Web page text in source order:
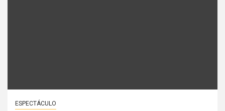
ESPECTÁCULO